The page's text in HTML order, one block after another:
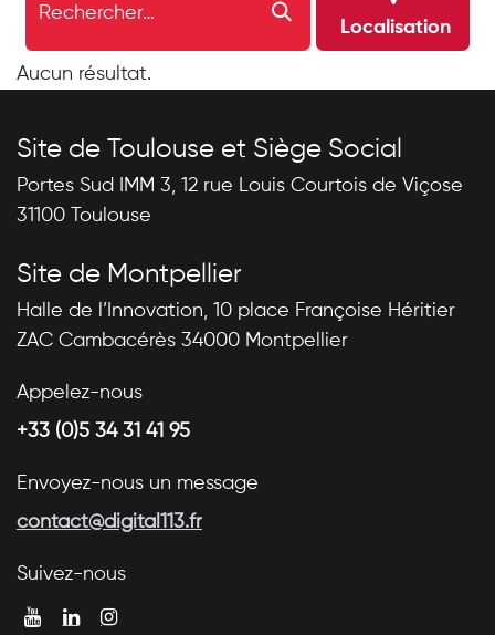
Localisation
Aucun résultat.
Site de Toulouse et Siège Social
Portes Sud IMM 3, 12 rue Louis Courtois de Viçose
31100 Toulouse
Site de Montpellier
Halle de l’Innovation, 10 place Françoise Héritier
ZAC Cambacérès 34000 Montpellier
Appelez-nous
+33 (0)5 34 31 41 95
Envoyez-nous un message
contact@digital113.fr
Suivez-nous